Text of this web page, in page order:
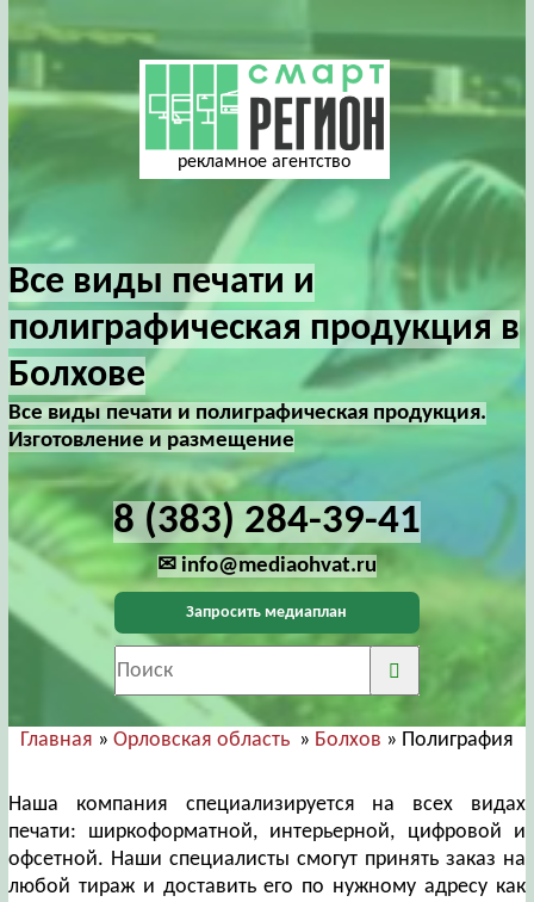
рекламное агентство
Все виды печати и
полиграфическая продукция в
Болхове
Все виды печати и полиграфическая продукция.
Изготовление и размещение
8 (383) 284-39-41
✉ info@mediaohvat.ru
Запросить медиаплан
Главная » Орловская область» Болхов » Полиграфия
Наша компания специализируется на всех видах
печати: ширкоформатной, интерьерной, цифровой и
офсетной. Наши специалисты смогут принять заказ на
любой тираж и доставить его по нужному адресу как